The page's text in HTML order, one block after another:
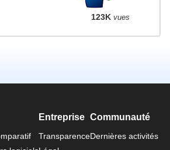
123K vues
Entreprise
Transparence
Communauté
Dernières activités